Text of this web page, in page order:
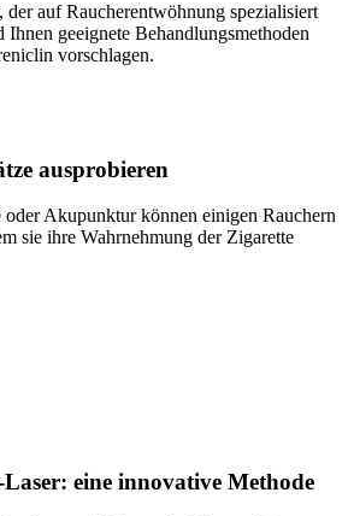
der auf Raucherentwöhnung spezialisiert
Ihnen geeignete Behandlungsmethoden
vorschlagen.
ausprobieren
Akupunktur können einigen Rauchern
sie ihre Wahrnehmung der Zigarette
eine innovative Methode